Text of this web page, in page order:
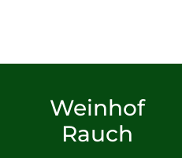
Weinhof
Rauch